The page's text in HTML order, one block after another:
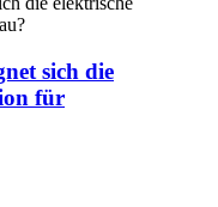
sich die
für